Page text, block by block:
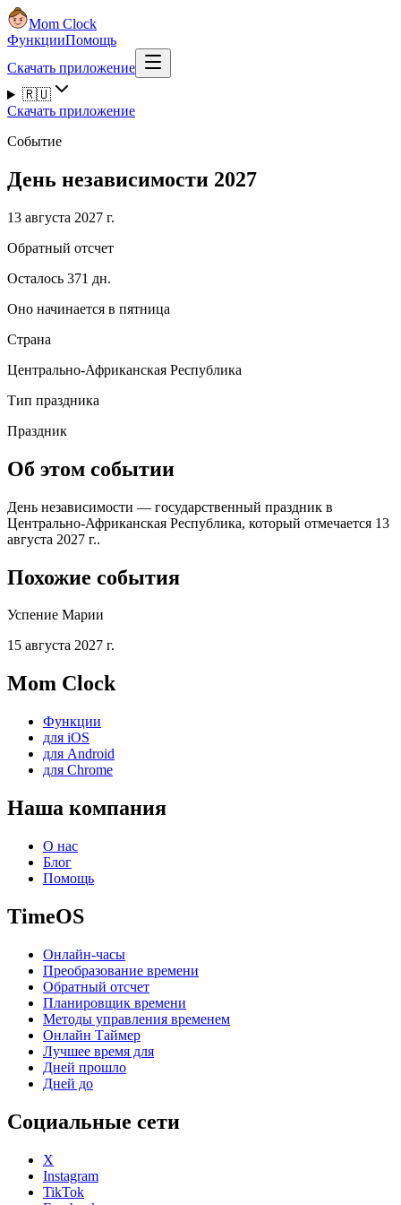
Mom Clock
ФункцииПомощь
Скачать приложение
🇷🇺
Скачать приложение
Событие
День независимости 2027
13 августа 2027 г.
Обратный отсчет
Осталось 371 дн.
Оно начинается в пятница
Страна
Центрально-Африканская Республика
Тип праздника
Праздник
Об этом событии
День независимости — государственный праздник в
Центрально-Африканская Республика, который отмечается 13
августа 2027 г..
Похожие события
Успение Марии
15 августа 2027 г.
Mom Clock
Функции
для iOS
для Android
для Chrome
Наша компания
О нас
Блог
Помощь
TimeOS
Онлайн-часы
Преобразование времени
Обратный отсчет
Планировщик времени
Методы управления временем
Онлайн Таймер
Лучшее время для
Дней прошло
Дней до
Социальные сети
X
Instagram
TikTok